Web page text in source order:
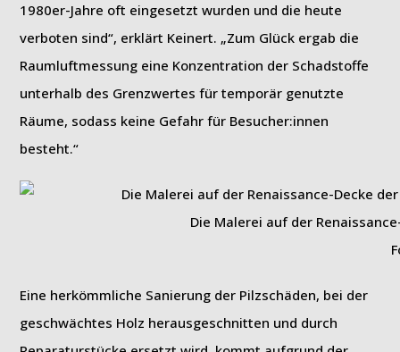
1980er-Jahre oft eingesetzt wurden und die heute
verboten sind“, erklärt Keinert. „Zum Glück ergab die
Raumluftmessung eine Konzentration der Schadstoffe
unterhalb des Grenzwertes für temporär genutzte
Räume, sodass keine Gefahr für Besucher:innen
besteht.“
Die Malerei auf der
Eine herkömmliche Sanierung der Pilzschäden, bei der
geschwächtes Holz herausgeschnitten und durch